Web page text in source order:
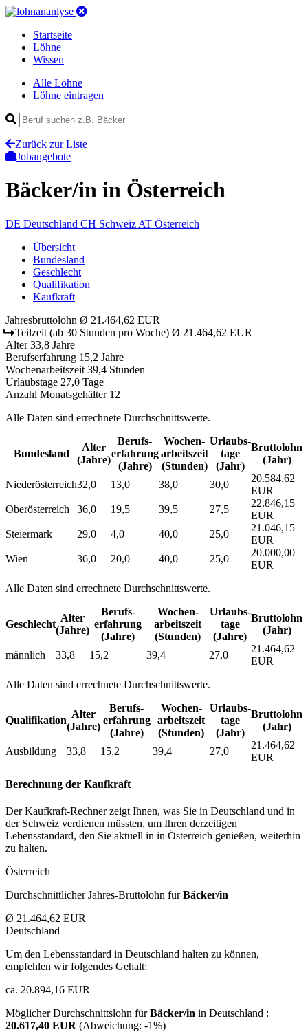
Startseite
Löhne
Wissen
Alle Löhne
Löhne eintragen
Zurück zur Liste
Jobangebote
Bäcker/in in Österreich
DE Deutschland CH Schweiz AT Österreich
Übersicht
Bundesland
Geschlecht
Qualifikation
Kaufkraft
Jahresbruttolohn Ø 21.464,62 EUR
Teilzeit (ab 30 Stunden pro Woche) Ø 21.464,62 EUR
Alter 33,8 Jahre
Berufserfahrung 15,2 Jahre
Wochenarbeitszeit 39,4 Stunden
Urlaubstage 27,0 Tage
Anzahl Monatsgehälter 12
Alle Daten sind errechnete Durchschnittswerte.
Bundesland
Alter
(Jahre)
Berufs­
erfahrung
(Jahre)
Wochen­
arbeitszeit
(Stunden)
Urlaubs­
tage
(Jahr)
Bruttolohn
(Jahr)
Niederösterreich32,0 13,0 38,0 30,0
20.584,62
EUR
Oberösterreich
36,0 19,5 39,5 27,5
22.846,15
EUR
Steiermark
29,0 4,0 40,0 25,0
21.046,15
EUR
Wien
36,0 20,0 40,0 25,0
20.000,00
EUR
Alle Daten sind errechnete Durchschnittswerte.
Geschlecht
Alter
(Jahre)
Berufs­
erfahrung
(Jahre)
Wochen­
arbeitszeit
(Stunden)
Urlaubs­
tage
(Jahre)
Bruttolohn
(Jahr)
männlich 33,8 15,2 39,4 27,0
21.464,62
EUR
Alle Daten sind errechnete Durchschnittswerte.
Qualifikation
Alter
(Jahre)
Berufs­
erfahrung
(Jahre)
Wochen­
arbeitszeit
(Stunden)
Urlaubs­
tage
(Jahr)
Bruttolohn
(Jahr)
Ausbildung 33,8 15,2 39,4 27,0
21.464,62
EUR
Berechnung der Kaufkraft
Der Kaufkraft-Rechner zeigt Ihnen, was Sie in Deutschland und in
der Schweiz verdienen müssten, um Ihren derzeitigen
Lebensstandard, den Sie aktuell in in Österreich genießen, weiterhin
zu halten.
Österreich
Durchschnittlicher Jahres-Bruttolohn furBäcker/in
Ø 21.464,62 EUR
Deutschland
Um den Lebensstandard in Deutschland halten zu können,
empfehlen wir folgendes Gehalt:
ca. 20.894,16 EUR
Möglicher Durchschnittslohn fürBäcker/in in Deutschland :
20.617,40 EUR (Abweichung: -1%)